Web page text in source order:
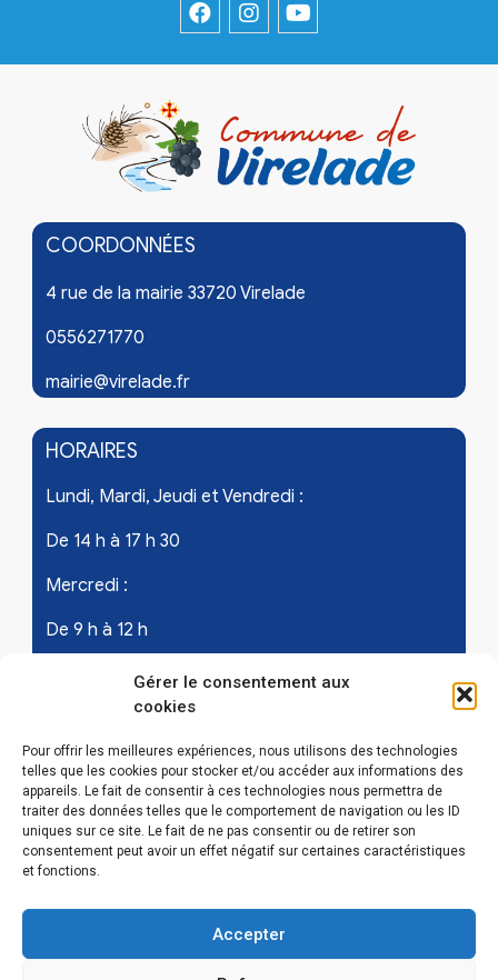
Gérer le consentement aux
cookies
Pour offrir les meilleures expériences, nous utilisons des technologies
telles que les cookies pour stocker et/ou accéder aux informations des
appareils. Le fait de consentir à ces technologies nous permettra de
traiter des données telles que le comportement de navigation ou les ID
uniques sur ce site. Le fait de ne pas consentir ou de retirer son
consentement peut avoir un effet négatif sur certaines caractéristiques
et fonctions.
Accepter
COORDONNÉES
4 rue de la mairie 33720 Virelade
0556271770
mairie@virelade.fr
HORAIRES
Lundi, Mardi, Jeudi et Vendredi :
De 14 h à 17 h 30
Mercredi :
De 9 h à 12 h
Samedi - les 1er et 3ème de chaque mois :
De 9 h à 12 h
LIENS UTILES
Mentions légales
Politique de confidentialité